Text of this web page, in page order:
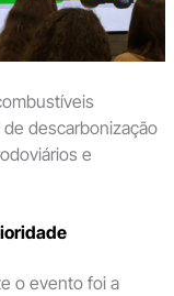
descarbonização
e
o evento foi a